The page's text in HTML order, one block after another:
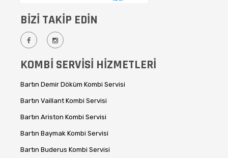
BİZİ TAKİP EDİN
KOMBİ SERVİSİ HİZMETLERİ
Bartın Demir Döküm Kombi Servisi
Bartın Vaillant Kombi Servisi
Bartın Ariston Kombi Servisi
Bartın Baymak Kombi Servisi
Bartın Buderus Kombi Servisi